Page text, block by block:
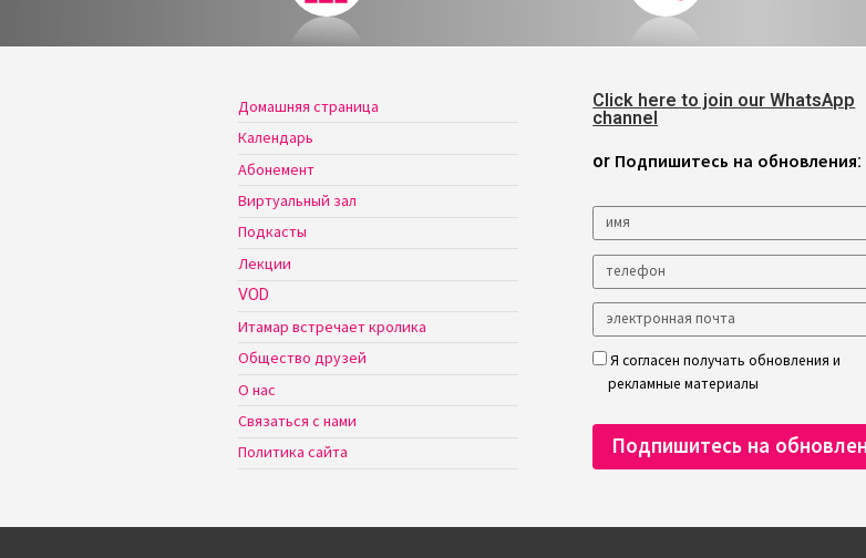
Домашняя страница
Календарь
Абонемент
Виртуальный зал
Подкасты
Лекции
VOD
Итамар встречает кролика
Общество друзей
О нас
Связаться с нами
Политика сайта
Click here to join our WhatsApp
channel
or Подпишитесь на обновления:
Я согласен получать обновления и
рекламные материалы